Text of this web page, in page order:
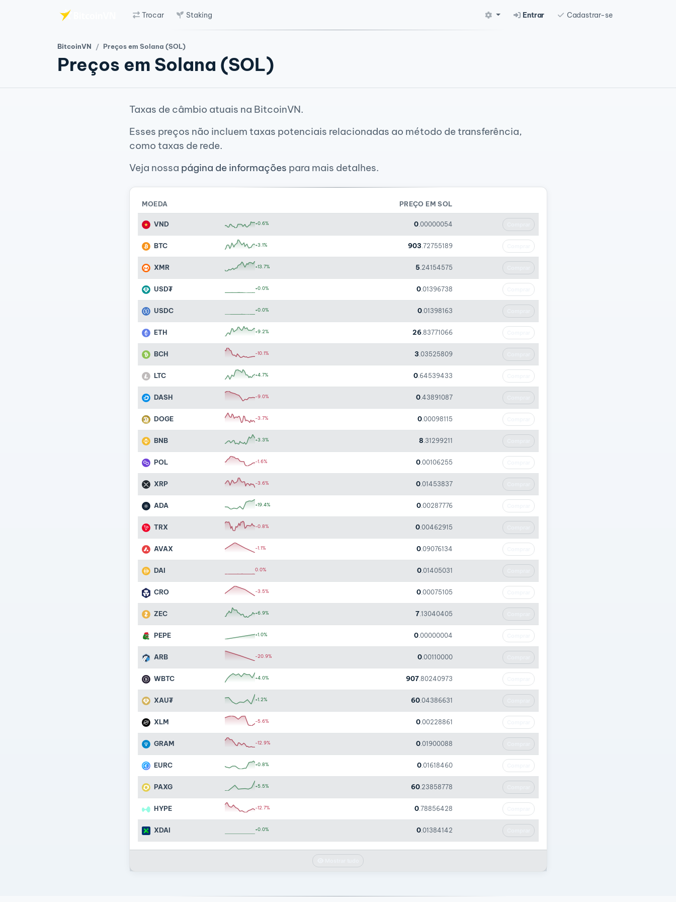
Trocar Staking Entrar Cadastrar-se
BitcoinVN Preços em Solana (SOL)
Preços em Solana (SOL)
Taxas de câmbio atuais na BitcoinVN.
Esses preços não incluem taxas potenciais relacionadas ao método de transferência,
como taxas de rede.
Veja nossa página de informações para mais detalhes.
MOEDA PREÇO EM SOL
VND +0.6% 0.00000054
BTC +3.1% 903.72755189
XMR +13.7% 5.24154575
USD₮ +0.0% 0.01396738
USDC +0.0% 0.01398163
ETH +9.2% 26.83771066
BCH -10.1% 3.03525809
LTC +4.7% 0.64539433
DASH -9.0% 0.43891087
DOGE -3.7% 0.00098115
BNB +3.3% 8.31299211
POL -1.6% 0.00106255
XRP -3.6% 0.01453837
ADA +19.4% 0.00287776
TRX -0.8% 0.00462915
AVAX -1.1% 0.09076134
DAI 0.0% 0.01405031
CRO -3.5% 0.00075105
ZEC +6.9% 7.13040405
PEPE +1.0% 0.00000004
ARB -20.9% 0.00110000
WBTC +4.0% 907.80240973
XAU₮ +1.2% 60.04386631
XLM -5.6% 0.00228861
GRAM -12.9% 0.01900088
EURC +0.8% 0.01618460
PAXG +5.5% 60.23858778
HYPE -12.7% 0.78856428
XDAI +0.0% 0.01384142